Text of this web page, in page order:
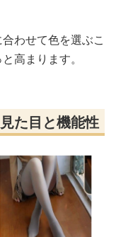
わせて色を選ぶこ
高まります。
た目と機能性